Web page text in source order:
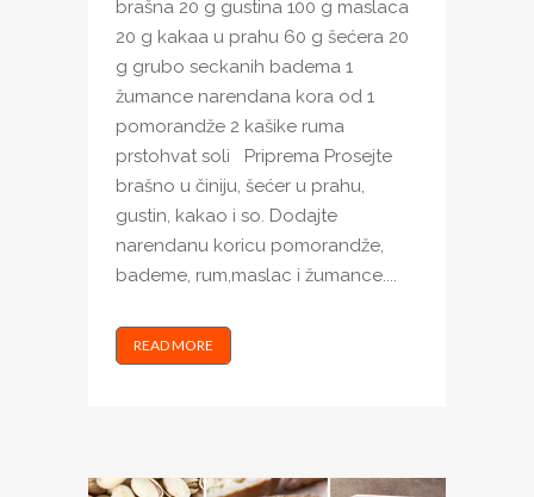
brašna 20 g gustina 100 g maslaca
20 g kakaa u prahu 60 g šećera 20
g grubo seckanih badema 1
žumance narendana kora od 1
pomorandže 2 kašike ruma
prstohvat soli Priprema Prosejte
brašno u činiju, šećer u prahu,
gustin, kakao i so. Dodajte
narendanu koricu pomorandže,
bademe, rum,maslac i žumance....
READ MORE